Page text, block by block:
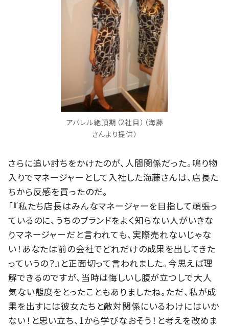
アパレル絶頂期（2社目）（海藤
さんより提供）
さらに追い討ちをかけたのが、人間関係だった。鳴り物
入りでマネージャーとして入社した海藤さんは、店長た
ちから反感を買ったのだ。
「『私たち店長はみんなマネージャーを目指して頑張っ
ているのに、うちのブランドをよく知らない人がいきな
りマネージャーだと言われても、実際売れないじゃな
い！あなたは前の会社でどれだけの成果を出してきた
っていうの？』と正面切って言われました。今思えば理
解できるのですが、当時は悔しいし腹が立つしで大人
気ない態度をとったこともありましたね。ただ、私が成
果を出すには彼女たちと敵対関係にいるわけにはいか
ない！と思い立ち、1から学びなおそう！と考えを改めま